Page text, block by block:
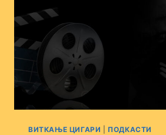
ВИТКАЊЕ ЦИГАРИ ПОДКАСТИ